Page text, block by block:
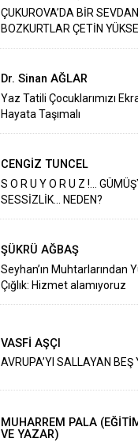
ÇUKUROVA’DA BİR
BOZKURTLAR ÇETİN
Dr. Sinan AĞLAR
Yaz Tatili Çocuklarımızı
Hayata Taşımalı
CENGİZ TUNCEL
S O R U Y O R U Z !...
SESSİZLİK... NEDEN?
ŞÜKRÜ AĞBAŞ
Seyhan’ın Muhtarlarından
Çığlık: Hizmet alamıyoruz
VASFİ AŞÇI
AVRUPA’YI SALLAYAN BEŞ
MUHARREM PALA
VE YAZAR)